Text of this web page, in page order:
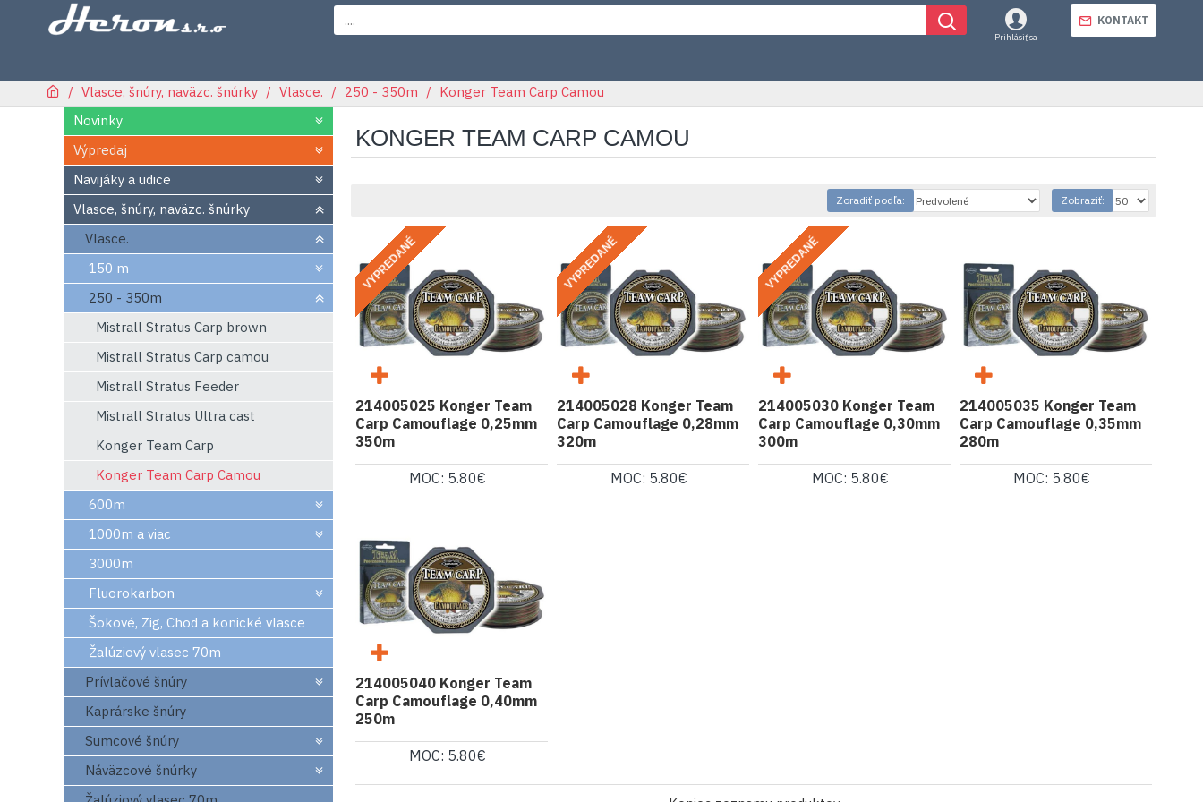
Prihlásiť sa
KONTAKT
Vlasce, šnúry, naväzc. šnúrky Vlasce. 250 - 350m
Konger Team Carp Camou
Novinky
Výpredaj
Navijáky a udice
Vlasce, šnúry, naväzc. šnúrky
Vlasce.
150 m
250 - 350m
Mistrall Stratus Carp brown
Mistrall Stratus Carp camou
Mistrall Stratus Feeder
Mistrall Stratus Ultra cast
Konger Team Carp
Konger Team Carp Camou
600m
1000m a viac
3000m
Fluorokarbon
Šokové, Zig, Chod a konické vlasce
Žalúziový vlasec 70m
Prívlačové šnúry
Kaprárske šnúry
Sumcové šnúry
Náväzcové šnúrky
KONGER TEAM CARP CAMOU
Zoradiť podľa: Zobraziť:
VYPREDANÉ
214005025 Konger Team
Carp Camouflage 0,25mm
350m
MOC: 5.80€
VYPREDANÉ
214005028 Konger Team
Carp Camouflage 0,28mm
320m
MOC: 5.80€
VYPREDANÉ
214005030 Konger Team
Carp Camouflage 0,30mm
300m
MOC: 5.80€
214005035 Konger Team
Carp Camouflage 0,35mm
280m
MOC: 5.80€
214005040 Konger Team
Carp Camouflage 0,40mm
250m
MOC: 5.80€